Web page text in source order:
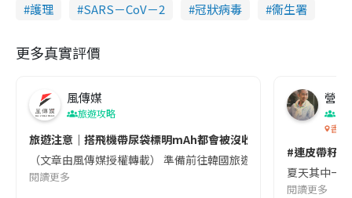
護理
SARS－CoV－2 冠狀病毒 衞生署
更多真實評價
風傳媒
旅遊攻略
旅遊注意｜搭飛機帶尿袋標明mAh都會被沒收😱出發前切記檢查
（文章由風傳媒授權轉載） 準備前往韓國旅遊的民眾，近期要
閱讀更多
營養
香港
#連皮帶籽
夏天其中一
閱讀更多